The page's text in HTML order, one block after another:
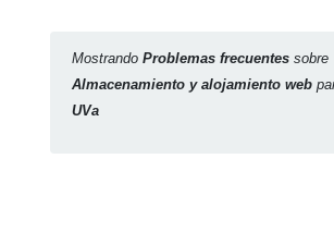
Mostrando Problemas frecuentes sobre
Almacenamiento y alojamiento web
UVa